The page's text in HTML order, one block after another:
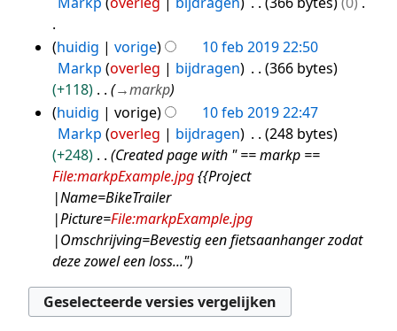
n
g
a
t
t
n
g
a
m
n
v
a
t
t
n
g
g
s
s
a
m
n
v
a
i
n
g
k
i
n
g
s
s
a
m
e
n
v
a
t
t
w
r
k
i
n
g
s
s
a
m
n
v
G
e
n
b
e
w
e
r
k
i
g
s
huidig vorige
10 feb 2019 22:50
Markp overleg bijdragen
366 bytes
+118
→markp
huidig
vorige
10 feb 2019 22:47
Markp overleg bijdragen
248 bytes
+248
Created page with " == markp ==
File:markpExample.jpg{{Project
|Name=BikeTrailer
|Picture=File:markpExample.jpg
|Omschrijving=Bevestig een fietsaanhanger zodat
deze zowel een loss..."